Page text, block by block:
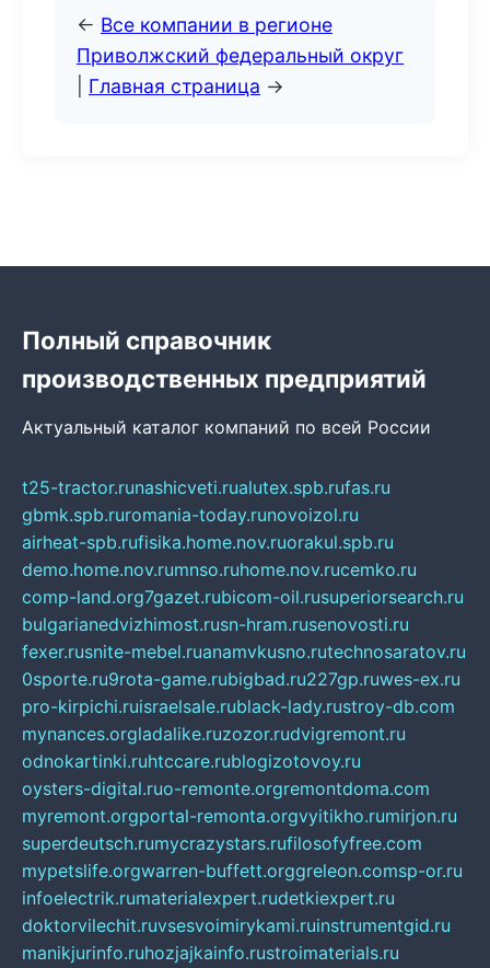
← Все компании в регионе
Приволжский федеральный округ
Главная страница →
Полный справочник
производственных предприятий
Актуальный каталог компаний по всей России
t25-tractor.runashicveti.rualutex.spb.rufas.ru
gbmk.spb.ruromania-today.runovoizol.ru
airheat-spb.rufisika.home.nov.ruorakul.spb.ru
demo.home.nov.rumnso.ruhome.nov.rucemko.ru
comp-land.org7gazet.rubicom-oil.rusuperiorsearch.ru
bulgarianedvizhimost.rusn-hram.rusenovosti.ru
fexer.rusnite-mebel.ruanamvkusno.rutechnosaratov.ru
0sporte.ru9rota-game.rubigbad.ru227gp.ruwes-ex.ru
pro-kirpichi.ruisraelsale.rublack-lady.rustroy-db.com
mynances.orgladalike.ruzozor.rudvigremont.ru
odnokartinki.ruhtccare.rublogizotovoy.ru
oysters-digital.ruo-remonte.orgremontdoma.com
myremont.orgportal-remonta.orgvyitikho.rumirjon.ru
superdeutsch.rumycrazystars.rufilosofyfree.com
mypetslife.orgwarren-buffett.orggreleon.comsp-or.ru
infoelectrik.rumaterialexpert.rudetkiexpert.ru
doktorvilechit.ruvsesvoimirykami.ruinstrumentgid.ru
manikjurinfo.ruhozjajkainfo.rustroimaterials.ru